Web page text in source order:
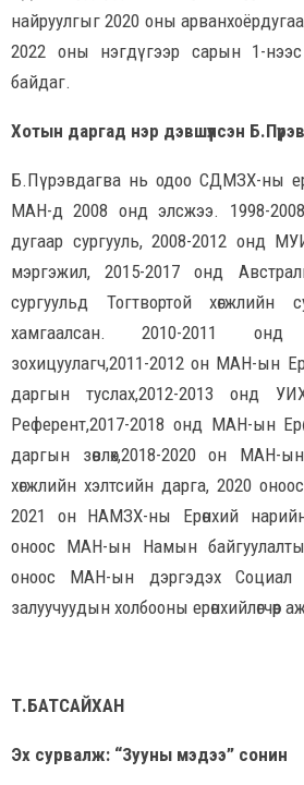
найруулгыг 2020 оны
2022 оны нэгдүгээр сарын 1-
байдаг.
Хотын даргад нэр дэвшүүлсэн
Б.Пүрэвдагва нь одоо СДМЗХ-ны
МАН-д 2008 онд элсжээ. 1998-
дугаар сургууль, 2008-2012 онд
мэргэжил, 2015-2017 онд
сургуульд Тогтвортой хөгжлийн
хамгаалсан. 2010-2011
зохицуулагч,2011-2012 он МАН-ын
даргын туслах,2012-2013 онд
Референт,2017-2018 онд МАН-ын
даргын зөвлөх,2018-2020 он МАН-
хөгжлийн хэлтсийн дарга, 2020 оноос
2021 он НАМЗХ-ны Ерөнхий
оноос МАН-ын Намын
оноос МАН-ын дэргэдэх Социал
залуучуудын холбооны ерөнхийлөгчөөр
Т.БАТСАЙХАН
Эх сурвалж: “Зууны мэдээ” сонин